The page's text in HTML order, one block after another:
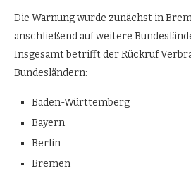
Die Warnung wurde zunächst in
anschließend auf weitere
Insgesamt betrifft der Rückruf
Bundesländern:
Baden-Württemberg
Bayern
Berlin
Bremen